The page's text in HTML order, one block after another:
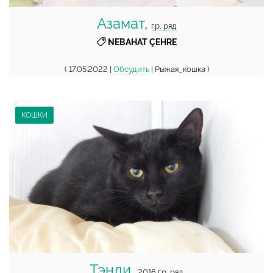
Азамат, г.р, ряд
NEBAHAT ÇEHRE
( 17.05.2022 | Обсудить| Рыжая_кошка )
КОШКИ